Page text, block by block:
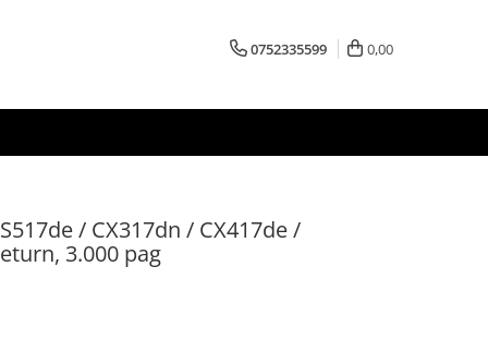
0752335599 0,00
/ CX317dn / CX417de /
3.000 pag